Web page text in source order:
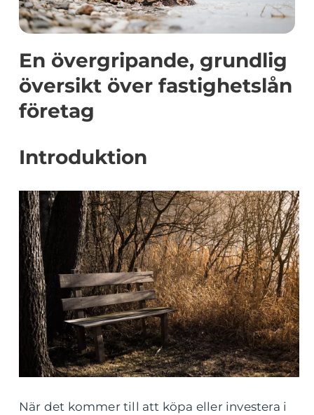
En övergripande, grundlig
översikt över fastighetslån
företag
Introduktion
När det kommer till att köpa eller investera i